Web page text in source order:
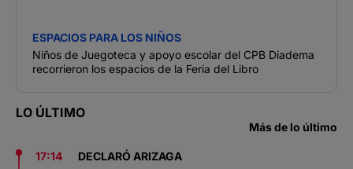
ESPACIOS PARA LOS NIÑOS
Niños de Juegoteca y apoyo escolar del CPB Diadema
recorrieron los espacios de la Feria del Libro
LO ÚLTIMO
Más de lo último
17:14
DECLARÓ ARIZAGA